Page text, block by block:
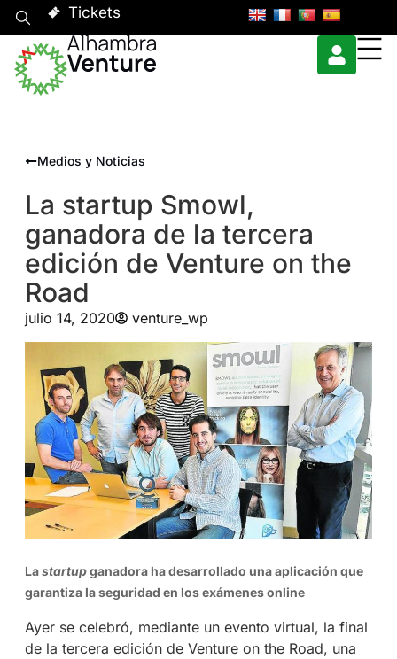
Tickets
Medios y Noticias
La startup Smowl,
ganadora de la tercera
edición de Venture on the
Road
julio 14, 2020 venture_wp
Lastartupganadora ha desarrollado una aplicación que
garantiza la seguridad en los exámenes online
Ayer se celebró, mediante un evento virtual, la final
de la tercera edición de Venture on the Road, una